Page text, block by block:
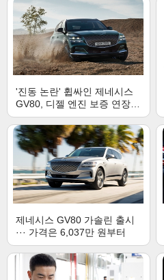
'진동 논란' 휩싸인 제네시스
GV80, 디젤 엔진 보증 연장키
로
제네시스 GV80 가솔린 출시
··· 가격은 6,037만 원부터